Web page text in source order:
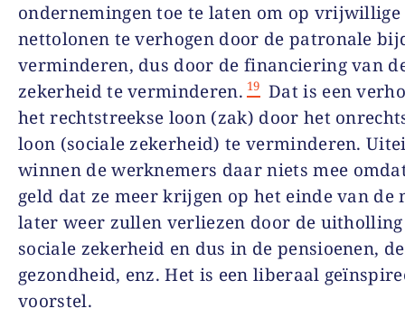
ondernemingen toe te laten om op vrijwillige
nettolonen te verhogen door de patronale
verminderen, dus door de financiering van
zekerheid te verminderen. 19 Dat is een
het rechtstreekse loon (zak) door het
loon (sociale zekerheid) te verminderen.
winnen de werknemers daar niets mee
geld dat ze meer krijgen op het einde van de
later weer zullen verliezen door de
sociale zekerheid en dus in de pensioenen, de
gezondheid, enz. Het is een liberaal
voorstel.